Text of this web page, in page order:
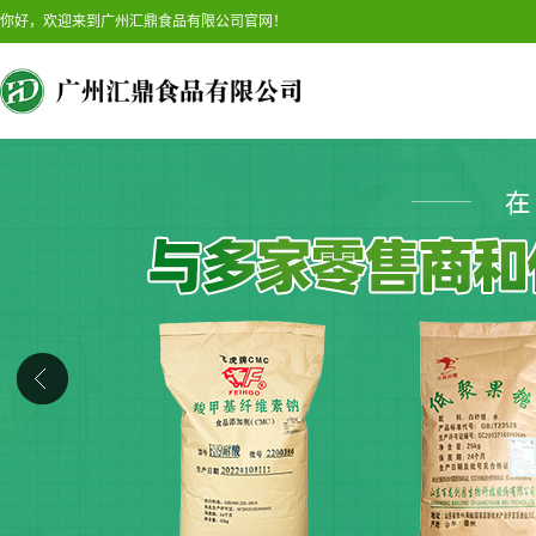
你好，欢迎来到广州汇鼎食品有限公司官网！